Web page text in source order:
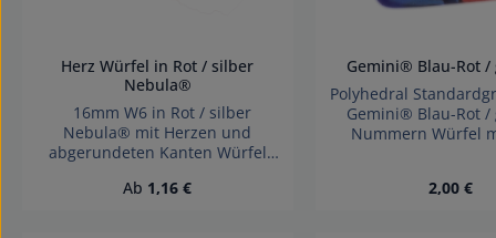
Herz Würfel in Rot / silber
Nebula®
16mm W6 in Rot / silber
Nebula® mit Herzen und
abgerundeten Kanten Würfel
Ihren Spielabenden eine
Regulärer Preis:
Ab 1,16 €
Polyhedral
Gemini® Blau-Rot /
Nummern Würfel
für Kinder unter 3
2,00 €